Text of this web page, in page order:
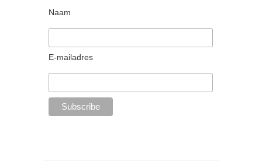
Naam
E-mailadres